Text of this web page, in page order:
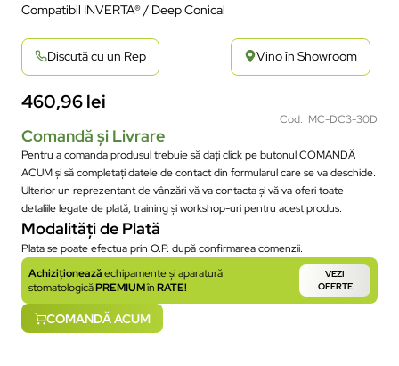
Compatibil INVERTA® / Deep Conical
Discută cu un Rep Vino în Showroom
460,96lei
Cod: MC-DC3-30D
Comandă și Livrare
Pentru a comanda produsul trebuie să dați click pe butonul COMANDĂ
ACUM și să completați datele de contact din formularul care se va deschide.
Ulterior un reprezentant de vânzări vă va contacta și vă va oferi toate
detaliile legate de plată, training și workshop-uri pentru acest produs.
Modalități de Plată
Plata se poate efectua prin O.P. după confirmarea comenzii.
Achiziționeazăechipamente și aparatură
stomatologicăPREMIUMînRATE!
VEZI
OFERTE
COMANDĂ ACUM